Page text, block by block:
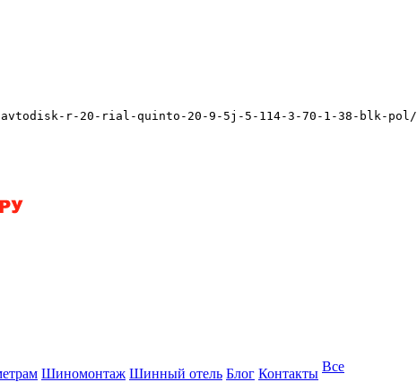
r-20-rial-quinto-20-9-5j-5-114-3-70-1-38-blk-pol/
Шиномонтаж Шинный отель Блог Контакты Все